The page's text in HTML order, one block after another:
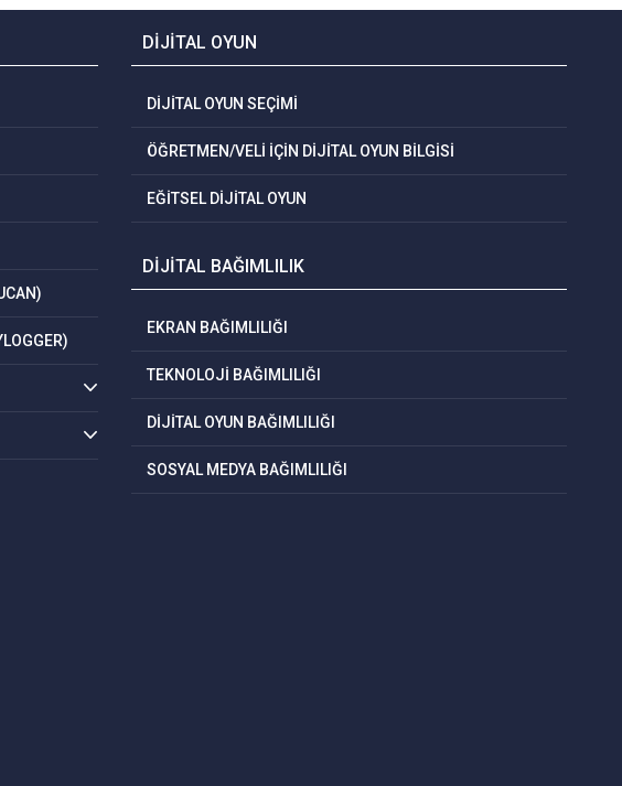
DİJİTAL OYUN
DİJİTAL OYUN SEÇİMİ
ÖĞRETMEN/VELİ İÇİN DİJİTAL OYUN BİLGİSİ
EĞİTSEL DİJİTAL OYUN
DİJİTAL BAĞIMLILIK
EKRAN BAĞIMLILIĞI
TEKNOLOJİ BAĞIMLILIĞI
DİJİTAL OYUN BAĞIMLILIĞI
SOSYAL MEDYA BAĞIMLILIĞI